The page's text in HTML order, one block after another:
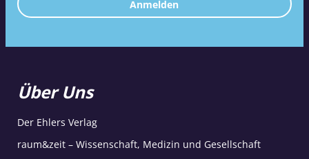
Anmelden
Über Uns
Der Ehlers Verlag
raum&zeit – Wissenschaft, Medizin und Gesellschaft